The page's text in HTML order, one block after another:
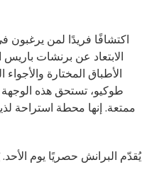
الابتعاد عن برنشات باريس
الأطباق المختارة
طوكيو، تستحق هذه
ممتعة. إنها محطة استراحة
يُقدّم البرانش حصريًا يوم